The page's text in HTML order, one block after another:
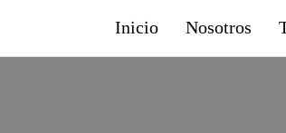
Inicio Nosotros